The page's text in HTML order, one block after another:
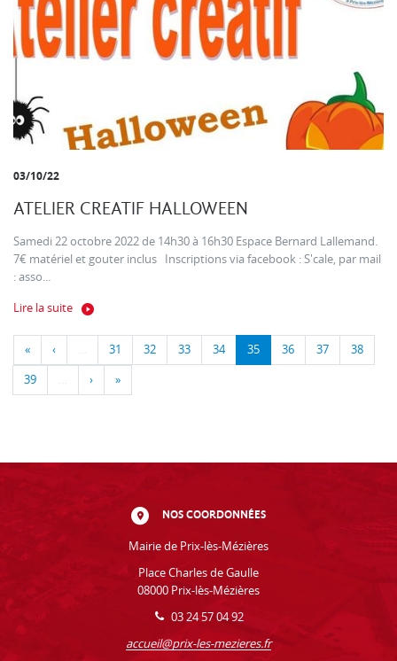
03/10/22
ATELIER CREATIF HALLOWEEN
Samedi 22 octobre 2022 de 14h30 à 16h30 Espace Bernard Lallemand.
7€ matériel et gouter inclus Inscriptions via facebook : S'cale, par mail
: asso...
Lire la suite
« ‹ … 31 32 33 34 35 36 37 38
39 … › »
NOS COORDONNÉES
Mairie de Prix-lès-Mézières
Place Charles de Gaulle
08000 Prix-lès-Mézières
03 24 57 04 92
accueil@prix-les-mezieres.fr